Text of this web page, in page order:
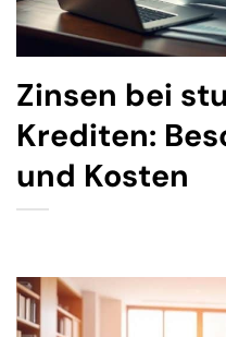
Zinsen bei
Krediten:
und Kosten